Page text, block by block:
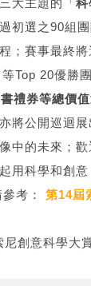
大主題的「科
初選之90組
；賽事最終
Top 20優勝
禮券等總價
將公開巡迴
中的未來；
用科學和創意
考：
第14屆
創意科學大